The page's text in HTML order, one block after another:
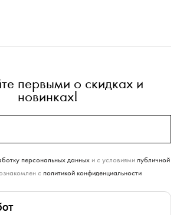
первыми о скидках и
новинках!
персональных данныхи с условиями публичной
с политикой конфиденциальности